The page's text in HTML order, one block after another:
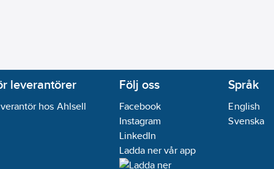
leverantörer
hos Ahlsell
Följ oss
Facebook
Instagram
LinkedIn
Ladda ner vår app
Språk
English
Svenska